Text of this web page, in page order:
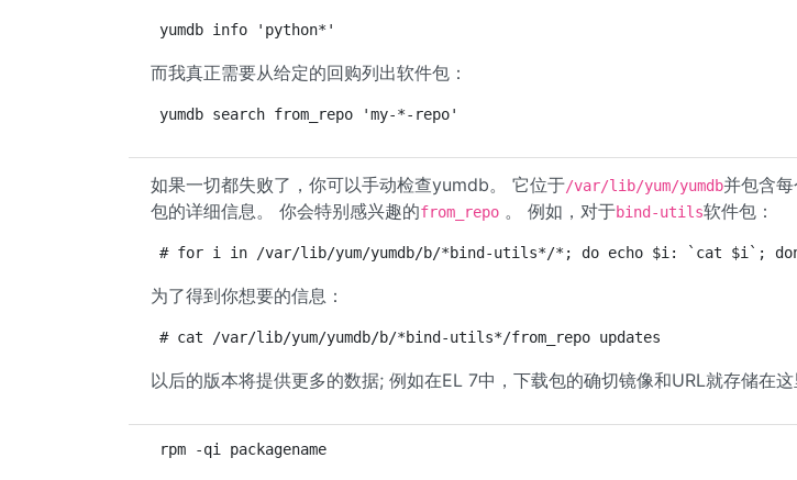
yumdb info 'python*'
而我真正需要从给定的回购列出软件包：
yumdb search from_repo 'my-*-repo'
如果一切都失败了，你可以手动检查yumdb。 它位于/var/lib/yum/yumdb并包含
包的详细信息。 你会特别感兴趣的from_repo 。 例如，对于bind-utils软件包：
# for i in /var/lib/yum/yumdb/b/*bind-utils*/*; do echo $i: `cat $i`; done /var/
为了得到你想要的信息：
# cat /var/lib/yum/yumdb/b/*bind-utils*/from_repo updates
以后的版本将提供更多的数据; 例如在EL 7中，下载包的确切镜像和URL就存储在这
rpm -qi packagename